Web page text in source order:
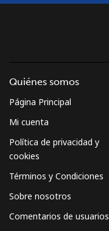
Quiénes somos
Página Principal
Mi cuenta
Política de privacidad y
cookies
Términos y Condiciones
Sobre nosotros
Comentarios de usuarios